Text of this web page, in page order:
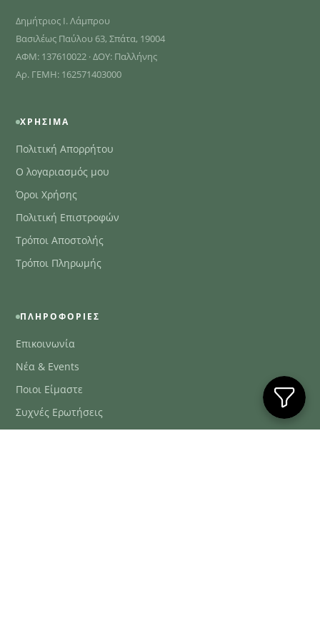
Δημήτριος Ι. Λάμπρου
Βασιλέως Παύλου 63, Σπάτα, 19004
ΑΦΜ: 137610022 · ΔΟΥ: Παλλήνης
Αρ. ΓΕΜΗ: 162571403000
ΧΡΉΣΙΜΑ
Πολιτική Απορρήτου
Ο λογαριασμός μου
Όροι Χρήσης
Πολιτική Επιστροφών
Τρόποι Αποστολής
Τρόποι Πληρωμής
ΠΛΗΡΟΦΟΡΊΕΣ
Επικοινωνία
Νέα & Events
Ποιοι Είμαστε
Συχνές Ερωτήσεις